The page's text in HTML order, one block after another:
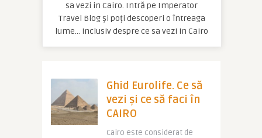
sa vezi in Cairo. Intră pe Imperator
Travel Blog și poți descoperi o întreaga
lume… inclusiv despre ce sa vezi in Cairo
Ghid Eurolife. Ce să
vezi și ce să faci în
CAIRO
Cairo este considerat de